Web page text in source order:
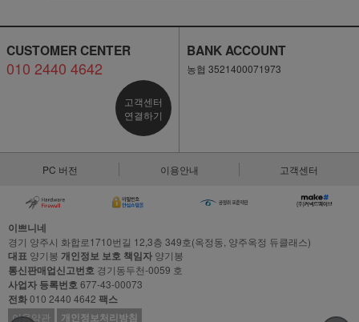
CUSTOMER CENTER
010 2440 4642
고객센터
연결하기
BANK ACCOUNT
농협 3521400071973
PC 버전 이용안내 고객센터
이쁘니네
경기 양주시 화합로1710번길 12,3층 349호(옥정동, 양주옥정 듀클래스)
대표 양기봉 개인정보 보호 책임자 양기봉
통신판매업신고번호 경기동두천-0059 호
사업자 등록번호677-43-00073
전화010 2440 4642 팩스
이용약관 개인정보처리방침